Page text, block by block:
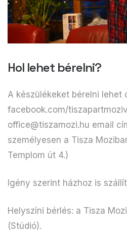
Hol lehet bérelni?
A készülékeket bérelni lehet
facebook.com/
office@tiszamozi.hu email
személyesen a Tisza
Templom út 4.)
Igény szerint házhoz is
Helyszíni bérlés: a Tisza
(Stúdió).